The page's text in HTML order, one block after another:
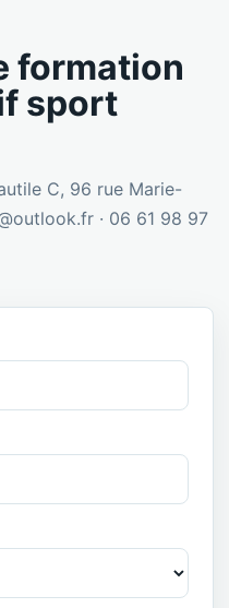
formation
sport
C, 96 rue Marie-
· 06 61 98 97